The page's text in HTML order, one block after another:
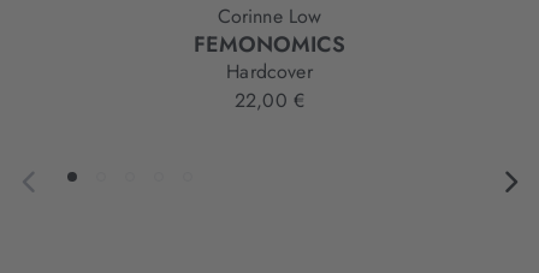
Corinne Low
FEMONOMICS
Hardcover
22,00 €